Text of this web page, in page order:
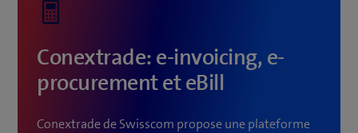
Conextrade: e-invoicing, e-
procurement et eBill
Conextrade de Swisscom propose une plateforme